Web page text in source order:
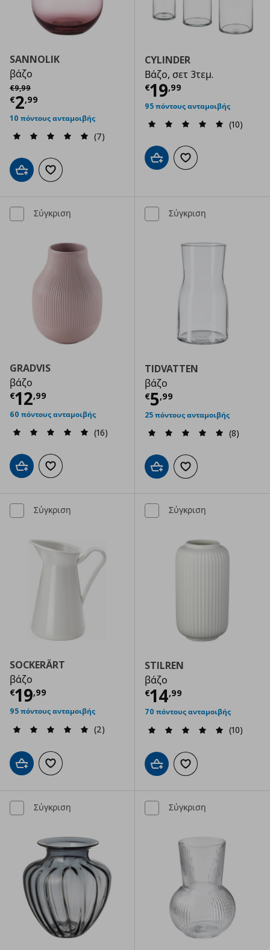
SANNOLIK
βάζο
€9,99
Αρχική τιμή
€2,99
Τρέχουσα τιμή € 2,99
10 πόντους ανταμοιβής
(7)
Προσθήκη στο καλάθι
Προσθήκη στα αγαπημένα
CYLINDER
Βάζο, σετ 3τεμ.
€19,99
Τρέχουσα
95 πόντους ανταμοιβής
(10)
Προσθήκη στο καλάθι
Προσθήκη στα
Σύγκριση
GRADVIS
βάζο
€12,99
Τρέχουσα τιμή € 12,99
60 πόντους ανταμοιβής
(16)
Προσθήκη στο καλάθι
Προσθήκη στα αγαπημένα
Σύγκριση
TIDVATTEN
βάζο
€5,99
Τρέχουσα
25 πόντους ανταμοιβής
(8)
Προσθήκη στο καλάθι
Προσθήκη στα
Σύγκριση
SOCKERÄRT
βάζο
€19,99
Τρέχουσα τιμή € 19,99
95 πόντους ανταμοιβής
(2)
Προσθήκη στο καλάθι
Προσθήκη στα αγαπημένα
Σύγκριση
STILREN
βάζο
€14,99
Τρέχουσα
70 πόντους ανταμοιβής
(10)
Προσθήκη στο καλάθι
Προσθήκη στα
Σύγκριση Σύγκριση